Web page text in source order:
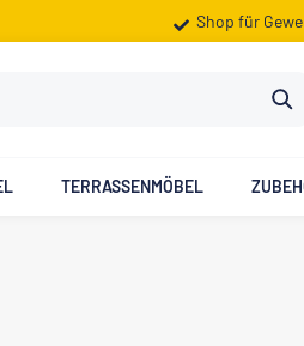
Shop für
TERRASSENMÖBEL